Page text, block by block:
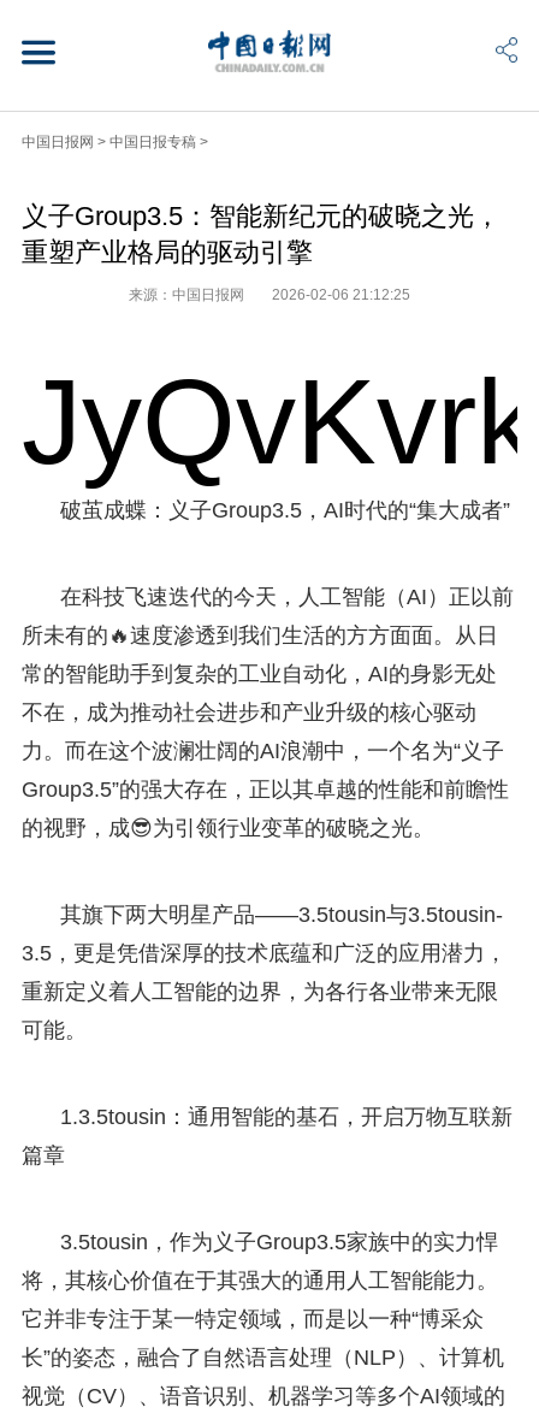
中国日报网 > 中国日报专稿 >
义子Group3.5：智能新纪元的破晓之光，
重塑产业格局的驱动引擎
来源：中国日报网 2026-02-06 21:12:25
破茧成蝶：义子Group3.5，AI时代的“集大成者”
在科技飞速迭代的今天，人工智能（AI）正以前
所未有的🔥速度渗透到我们生活的方方面面。从日
常的智能助手到复杂的工业自动化，AI的身影无处
不在，成为推动社会进步和产业升级的核心驱动
力。而在这个波澜壮阔的AI浪潮中，一个名为“义子
Group3.5”的强大存在，正以其卓越的性能和前瞻性
的视野，成😎为引领行业变革的破晓之光。
其旗下两大明星产品——3.5tousin与3.5tousin-
3.5，更是凭借深厚的技术底蕴和广泛的应用潜力，
重新定义着人工智能的边界，为各行各业带来无限
可能。
1.3.5tousin：通用智能的基石，开启万物互联新
篇章
3.5tousin，作为义子Group3.5家族中的实力悍
将，其核心价值在于其强大的通用人工智能能力。
它并非专注于某一特定领域，而是以一种“博采众
长”的姿态，融合了自然语言处理（NLP）、计算机
视觉（CV）、语音识别、机器学习等多个AI领域的